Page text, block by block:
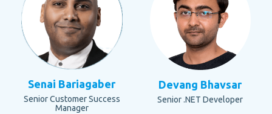
Senai Bariagaber
Senior Customer Success
Manager
Devang Bhavsar
Senior .NET Developer